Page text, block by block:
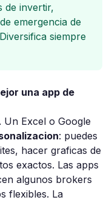
de invertir,
emergencia de
siempre
una app de
Un Excel o Google
: puedes
hacer graficas de
exactos. Las apps
algunos brokers
flexibles. La